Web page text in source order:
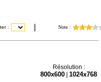
Résolution :
800x600 1024x768